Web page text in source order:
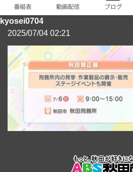
kyosei0704
2025/07/04 02:21